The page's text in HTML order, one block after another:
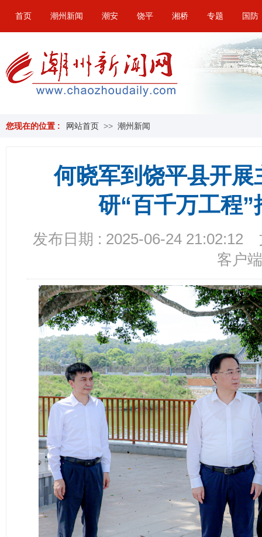
首页 潮州新闻 潮安 饶平 湘桥 专题 国防
您现在的位置 : 网站首页 >> 潮州新闻
何晓军到饶平县开
研“百千万工程
发布日期 : 2025-06-24 21:02:12
客户端